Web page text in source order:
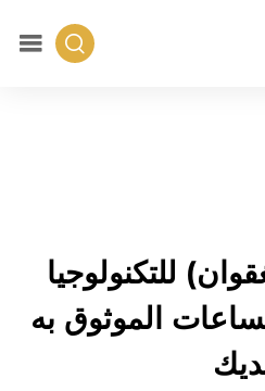
للتكنولوجيا
الموثوق به